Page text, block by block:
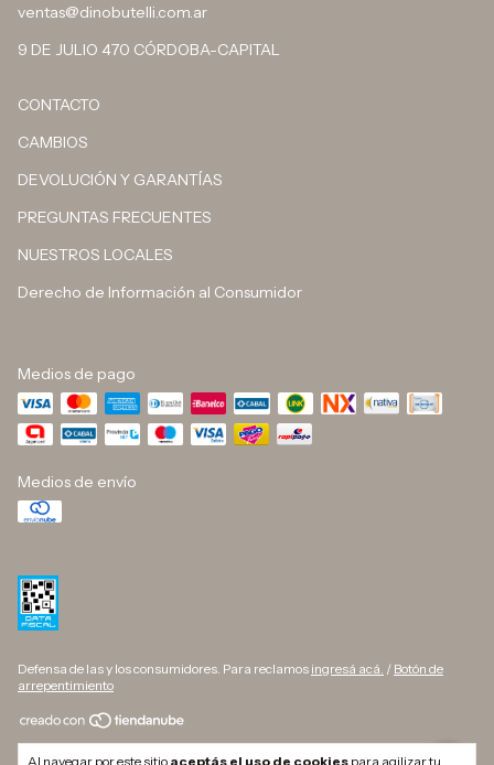
Al navegar por este sitio aceptás el uso de cookies para agilizar tu
ventas@dinobutelli.com.ar
9 DE JULIO 470 CÓRDOBA-CAPITAL
CONTACTO
CAMBIOS
DEVOLUCIÓN Y GARANTÍAS
PREGUNTAS FRECUENTES
NUESTROS LOCALES
Derecho de Información al Consumidor
Medios de pago
Medios de envío
Defensa de las y los consumidores. Para reclamos ingresá acá. / Botón de
arrepentimiento
Copyright DINO BUTELLI - 33709627169 - 2026. Todos los derechos